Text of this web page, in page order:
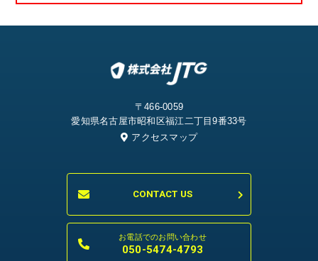
〒466-0059
愛知県名古屋市昭和区福江二丁目9番33号
アクセスマップ
CONTACT US
お電話でのお問い合わせ
050-5474-4793